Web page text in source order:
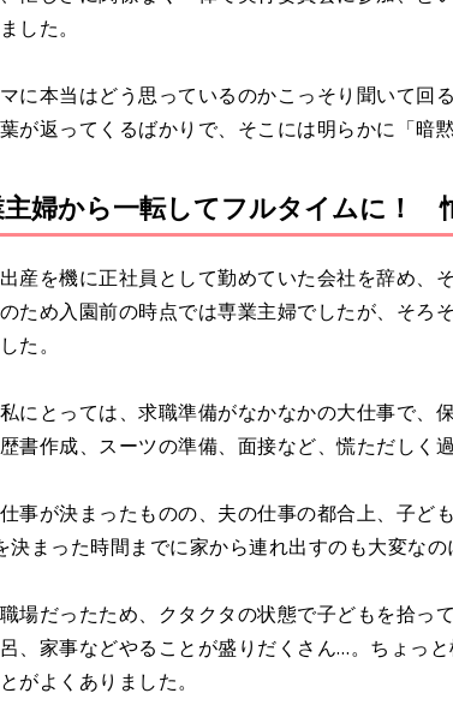
した。
に本当はどう思っているのかこっそり聞いて回
が返ってくるばかりで、そこには明らかに「暗
主婦から一転してフルタイムに！
産を機に正社員として勤めていた会社を辞め、
ため入園前の時点では専業主婦でしたが、そろ
た。
にとっては、求職準備がなかなかの大仕事で、
書作成、スーツの準備、面接など、慌ただしく
事が決まったものの、夫の仕事の都合上、子ど
決まった時間までに家から連れ出すのも大変な
場だったため、クタクタの状態で子どもを拾っ
、家事などやることが盛りだくさん…。ちょっ
がよくありました。